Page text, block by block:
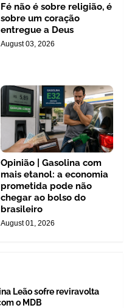
Fé não é sobre religião, é
sobre um coração
entregue a Deus
August 03, 2026
Opinião | Gasolina com
mais etanol: a economia
prometida pode não
chegar ao bolso do
brasileiro
August 01, 2026
Leão sofre reviravolta
o MDB